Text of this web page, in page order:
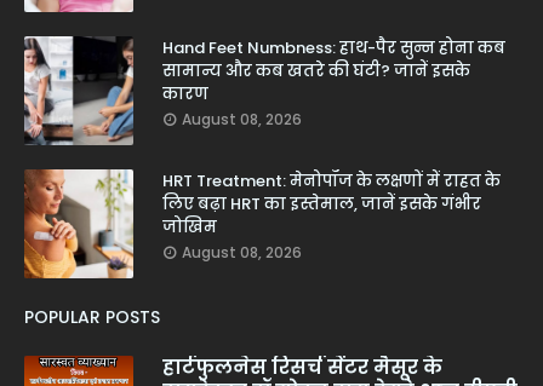
Hand Feet Numbness: हाथ-पैर सुन्न होना कब
सामान्य और कब खतरे की घंटी? जानें इसके
कारण
August 08, 2026
HRT Treatment: मेनोपॉज के लक्षणों में राहत के
लिए बढ़ा HRT का इस्तेमाल, जानें इसके गंभीर
जोखिम
August 08, 2026
POPULAR POSTS
हार्टफुलनेस रिसर्च सेंटर मैसूर के